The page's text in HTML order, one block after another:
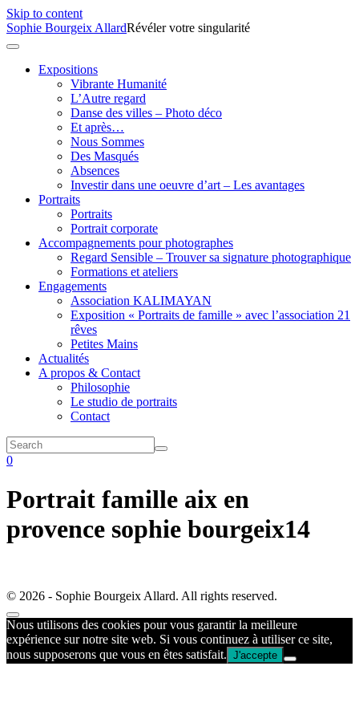
Skip to content
Sophie Bourgeix AllardRévéler votre singularité
Expositions
Vibrante Humanité
L’Autre regard
Danse des villes – Photo déco
Et après…
Nous Sommes
Des Masqués
Absences
Investir dans une oeuvre d’art – Les avantages
Portraits
Portraits
Portrait corporate
Accompagnements pour photographes
Regard Sensible – Trouver sa signature photographique
Formations et ateliers
Engagements
Association KALIMAYAN
Exposition « Portraits de famille » avec l’association 21
rêves
Petites Mains
Actualités
A propos & Contact
Philosophie
Le studio de portraits
Contact
0
Portrait famille aix en
provence sophie bourgeix14
© 2026 - Sophie Bourgeix Allard. All rights reserved.
Nous utilisons des cookies pour vous garantir la meilleure
expérience sur notre site web. Si vous continuez à utiliser ce site,
nous supposerons que vous en êtes satisfait. J'accepte